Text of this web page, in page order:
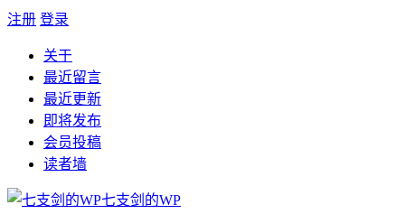
注册 登录
关于
最近留言
最近更新
即将发布
会员投稿
读者墙
七支剑的WP